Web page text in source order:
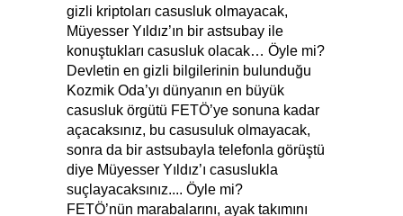
gizli kriptoları casusluk olmayacak,
Müyesser Yıldız’ın bir astsubay ile
konuştukları casusluk olacak… Öyle mi?
Devletin en gizli bilgilerinin bulunduğu
Kozmik Oda’yı dünyanın en büyük
casusluk örgütü FETÖ’ye sonuna kadar
açacaksınız, bu casusuluk olmayacak,
sonra da bir astsubayla telefonla görüştü
diye Müyesser Yıldız’ı casuslukla
suçlayacaksınız.... Öyle mi?
FETÖ’nün marabalarını, ayak takımını